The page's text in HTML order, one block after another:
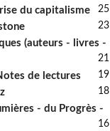
du capitalisme 25
23
(auteurs - livres -
21
de lectures 19
18
- du Progrès -
16